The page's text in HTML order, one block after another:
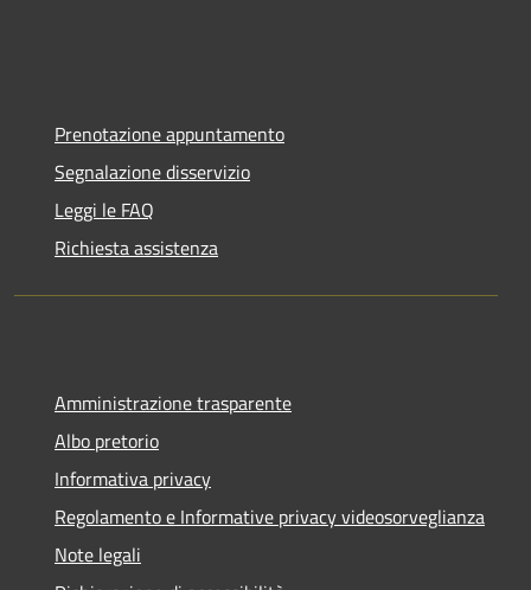
Prenotazione appuntamento
Segnalazione disservizio
Leggi le FAQ
Richiesta assistenza
Amministrazione trasparente
Albo pretorio
Informativa privacy
Regolamento e Informative privacy videosorveglianza
Note legali